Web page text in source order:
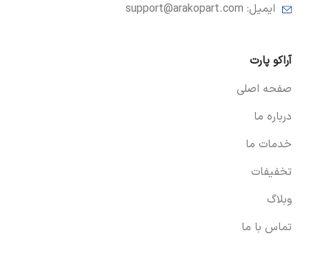
ایمیل: support@arakopart.com
آراکو پارت
صفحه اصلی
درباره ما
خدمات ما
تخفیفات
وبلاگ
تماس با ما